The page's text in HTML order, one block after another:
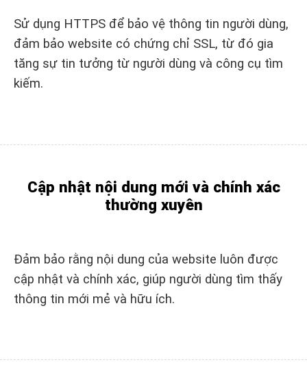
Sử dụng HTTPS để bảo vệ thông tin người dùng,
đảm bảo website có chứng chỉ SSL, từ đó gia
tăng sự tin tưởng từ người dùng và công cụ tìm
kiếm.
Cập nhật nội dung mới và chính xác
thường xuyên
Đảm bảo rằng nội dung của website luôn được
cập nhật và chính xác, giúp người dùng tìm thấy
thông tin mới mẻ và hữu ích.